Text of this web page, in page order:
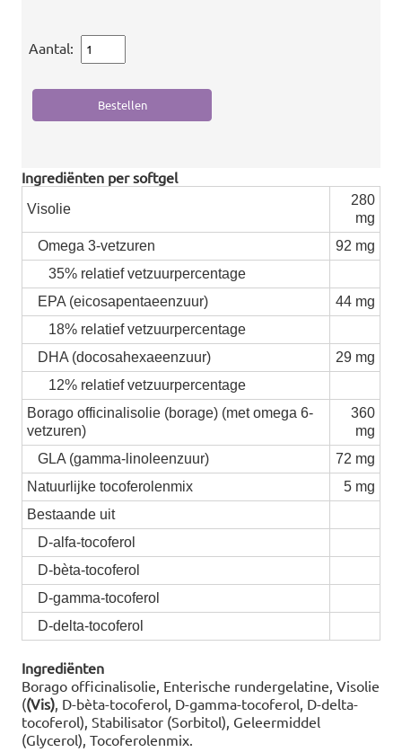
Aantal:
Ingrediënten per softgel
Visolie
280
mg
Omega 3-vetzuren
92 mg
35% relatief vetzuurpercentage
EPA (eicosapentaeenzuur)
44 mg
18% relatief vetzuurpercentage
DHA (docosahexaeenzuur)
29 mg
12% relatief vetzuurpercentage
Borago officinalisolie (borage) (met omega 6-
vetzuren)
360
mg
GLA (gamma-linoleenzuur)
72 mg
Natuurlijke tocoferolenmix
5 mg
Bestaande uit
D-alfa-tocoferol
D-bèta-tocoferol
D-gamma-tocoferol
D-delta-tocoferol
Ingrediënten
Borago officinalisolie, Enterische rundergelatine, Visolie
((Vis), D-bèta-tocoferol, D-gamma-tocoferol, D-delta-
tocoferol), Stabilisator (Sorbitol), Geleermiddel
(Glycerol), Tocoferolenmix.